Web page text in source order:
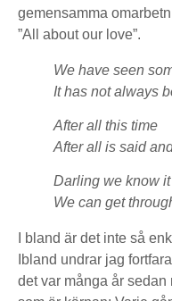
gemensamma
”All about our love”.
We have seen
It has not always
After all this time
After all is said
Darling we know
We can get
I bland är det inte så
Ibland undrar jag
det var många år sedan